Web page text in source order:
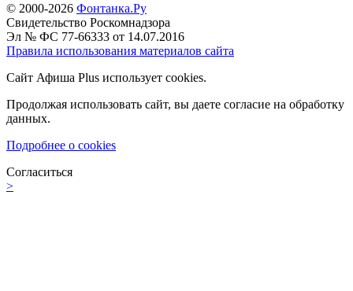
© 2000-2026 Фонтанка.Ру
Свидетельство Роскомнадзора
Эл № ФС 77-66333 от 14.07.2016
Правила использования материалов сайта
Сайт Афиша Plus использует cookies.
Продолжая использовать сайт, вы даете согласие на обработку
данных.
Подробнее о cookies
Согласиться
>